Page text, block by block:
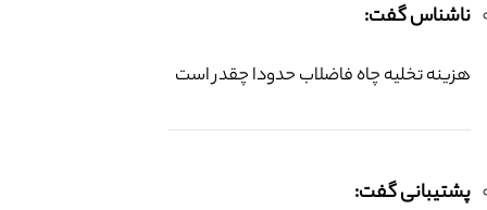
ناشناس گفت:
هزینه تخلیه چاه فاضلاب حدودا چقدر است
پشتیبانی گفت: